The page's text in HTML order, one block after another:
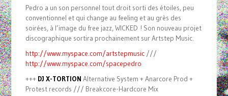
Pedro a un son personnel tout droit sorti des étoiles, peu
conventionnel et qui change au feeling et au grès des
soirées, à l’image du free jazz, WICKED ! Son nouveau projet
discographique sortira prochainement sur Artstep Music.
http://www.myspace.com/artstepmusic///
http://www.myspace.com/spacepedro
+++ DJ X-TORTION Alternative System + Anarcore Prod +
Protest records /// Breakcore-Hardcore Mix